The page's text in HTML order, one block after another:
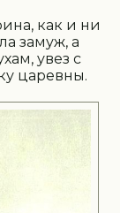
как и ни
замуж, а
увез с
царевны.